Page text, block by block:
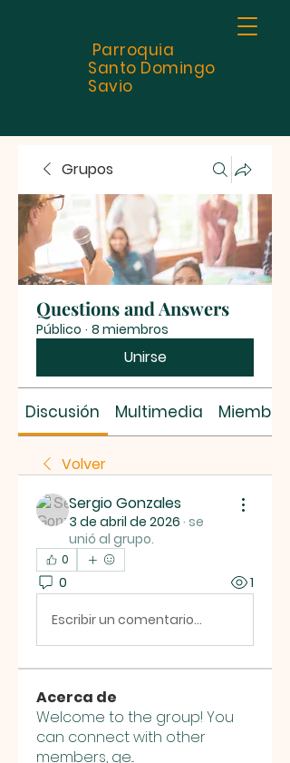
Parroquia
Santo Domingo
Savio
Grupos
Questions and Answers
Público · 8 miembros
Unirse
Discusión Multimedia Miembros
Volver
Sergio Gonzales
3 de abril de 2026 · se
unió al grupo.
0
0 1
Escribir un comentario...
Acerca de
Welcome to the group! You
can connect with other
members, ge...